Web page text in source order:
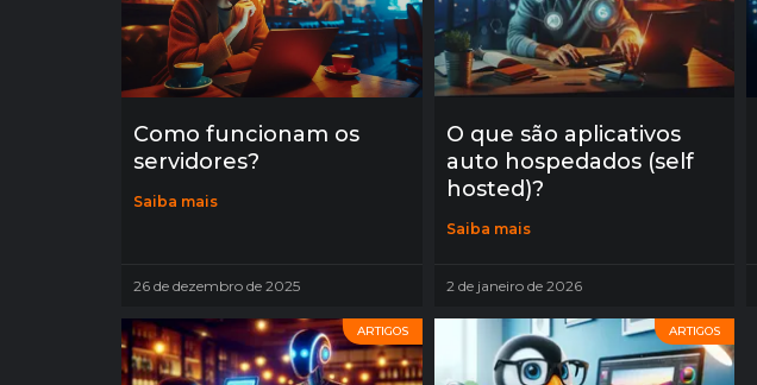
Como funcionam os
servidores?
Saiba mais
26 de dezembro de 2025
O que são aplicativos
auto hospedados (self
hosted)?
Saiba mais
2 de janeiro de 2026
ARTIGOS ARTIGOS